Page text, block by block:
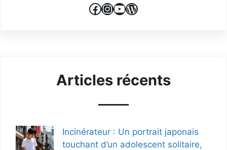
Facebook
Instagram
YouTube
WordPress
Articles récents
Incinérateur : Un portrait japonais
touchant d’un adolescent solitaire,